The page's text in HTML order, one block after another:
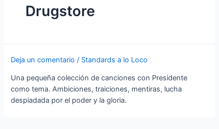
Drugstore
Deja un comentario / Standards a lo Loco
Una pequeña colección de canciones con Presidente
como tema. Ambiciones, traiciones, mentiras, lucha
despiadada por el poder y la gloria.